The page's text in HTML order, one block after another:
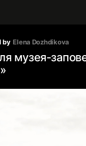
by Elena Dozhdikova
музея-